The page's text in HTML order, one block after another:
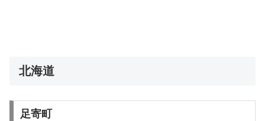
北海道
足寄町